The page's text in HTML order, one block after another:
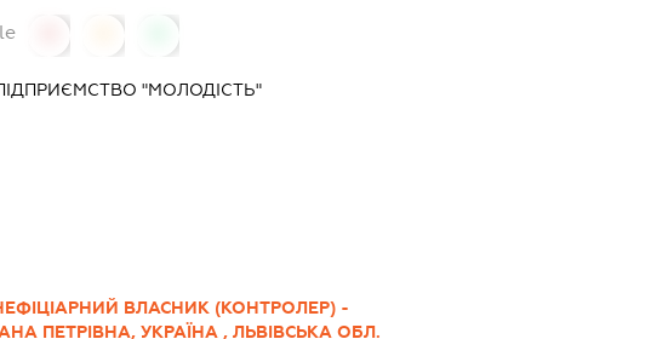
"МОЛОДІСТЬ"
ВЛАСНИК (КОНТРОЛЕР) -
ПЕТРІВНА, УКРАЇНА , ЛЬВІВСЬКА ОБЛ.